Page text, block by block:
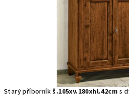
Starý příborníkš.105xv.180xhl.42cm s